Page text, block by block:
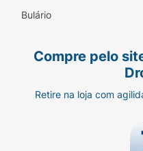
Bulário
Compre pelo
Retire na loja com